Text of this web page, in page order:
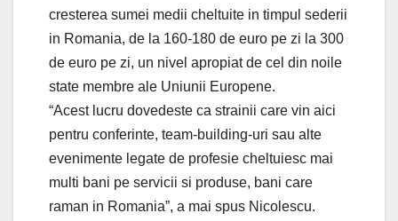
cresterea sumei medii cheltuite in timpul sederii
in Romania, de la 160-180 de euro pe zi la 300
de euro pe zi, un nivel apropiat de cel din noile
state membre ale Uniunii Europene.
“Acest lucru dovedeste ca strainii care vin aici
pentru conferinte, team-building-uri sau alte
evenimente legate de profesie cheltuiesc mai
multi bani pe servicii si produse, bani care
raman in Romania”, a mai spus Nicolescu.